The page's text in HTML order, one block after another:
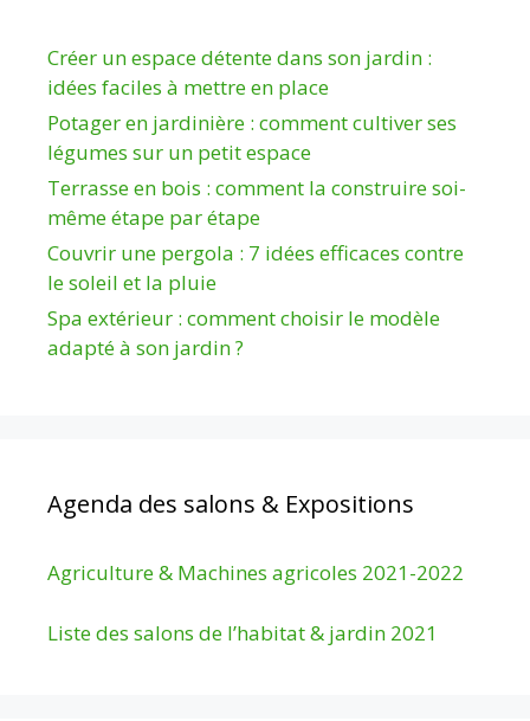
Créer un espace détente dans son jardin :
idées faciles à mettre en place
Potager en jardinière : comment cultiver ses
légumes sur un petit espace
Terrasse en bois : comment la construire soi-
même étape par étape
Couvrir une pergola : 7 idées efficaces contre
le soleil et la pluie
Spa extérieur : comment choisir le modèle
adapté à son jardin ?
Agenda des salons & Expositions
Agriculture & Machines agricoles 2021-2022
Liste des salons de l’habitat & jardin 2021